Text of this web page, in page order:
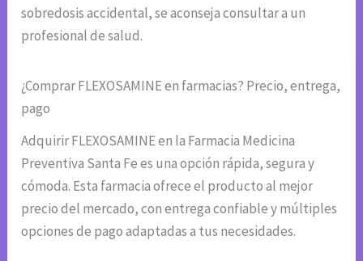
sobredosis accidental, se aconseja consultar a un
profesional de salud.
¿Comprar FLEXOSAMINE en farmacias? Precio, entrega,
pago
Adquirir FLEXOSAMINE en la Farmacia Medicina
Preventiva Santa Fe es una opción rápida, segura y
cómoda. Esta farmacia ofrece el producto al mejor
precio del mercado, con entrega confiable y múltiples
opciones de pago adaptadas a tus necesidades.